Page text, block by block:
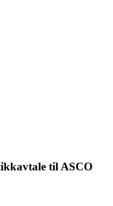
til ASCO